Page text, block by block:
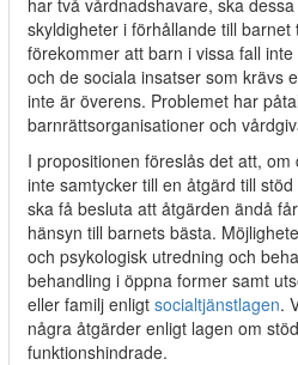
har två vårdnadshavare, ska
skyldigheter i förhållande till barnet
förekommer att barn i vissa fall
och de sociala insatser som krävs
inte är överens. Problemet har
barnrättsorganisationer och
I propositionen föreslås det att,
inte samtycker till en åtgärd till
ska få besluta att åtgärden ändå
hänsyn till barnets bästa.
och psykologisk utredning och
behandling i öppna former samt
eller familj enligt socialtjänstlagen.
några åtgärder enligt lagen om
funktionshindrade.